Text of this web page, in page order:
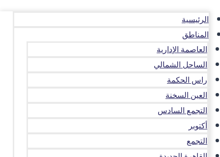
الرئيسية
المناطق
العاصمة الإدارية
الساحل الشمالي
راس الحكمة
العين السخنة
التجمع السادس
أكتوبر
التجمع